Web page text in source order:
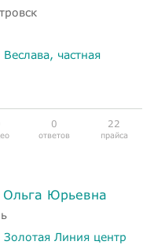
Веслава, частная
0
ответов
22
прайса
Юрьевна
Золотая Линия центр